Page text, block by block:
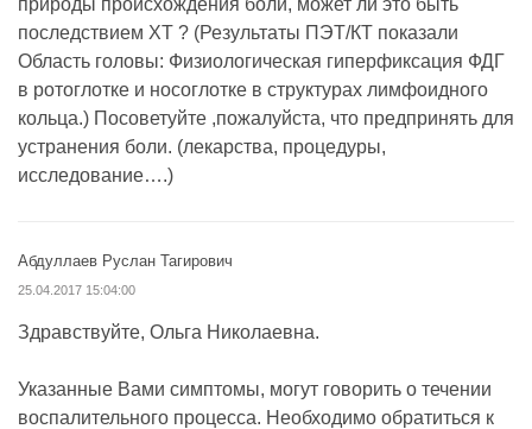
природы происхождения боли, может ли это быть
последствием ХТ ? (Результаты ПЭТ/КТ показали
Область головы: Физиологическая гиперфиксация ФДГ
в ротоглотке и носоглотке в структурах лимфоидного
кольца.) Посоветуйте ,пожалуйста, что предпринять для
устранения боли. (лекарства, процедуры,
исследование….)
Абдуллаев Руслан Тагирович
25.04.2017 15:04:00
Здравствуйте, Ольга Николаевна.
Указанные Вами симптомы, могут говорить о течении
воспалительного процесса. Необходимо обратиться к